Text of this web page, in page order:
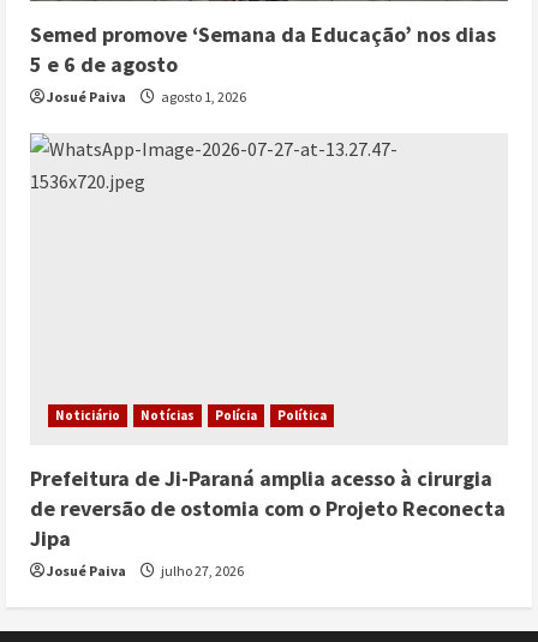
Semed promove ‘Semana da Educação’ nos dias
5 e 6 de agosto
Josué Paiva agosto 1, 2026
Noticiário Notícias Polícia Política
Prefeitura de Ji-Paraná amplia acesso à cirurgia
de reversão de ostomia com o Projeto Reconecta
Jipa
Josué Paiva julho 27, 2026